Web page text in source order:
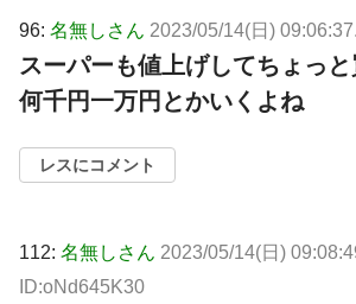
96: 名無しさん 2023/05/14(日)
スーパーも値上げしてちょっ
何千円一万円とかいくよね
レスにコメント
112: 名無しさん 2023/05/14(日)
ID:oNd645K30